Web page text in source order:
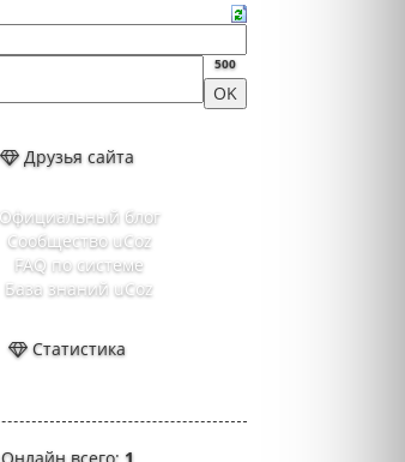
500
Друзья сайта
Официальный блог
Сообщество uCoz
FAQ по системе
База знаний uCoz
Статистика